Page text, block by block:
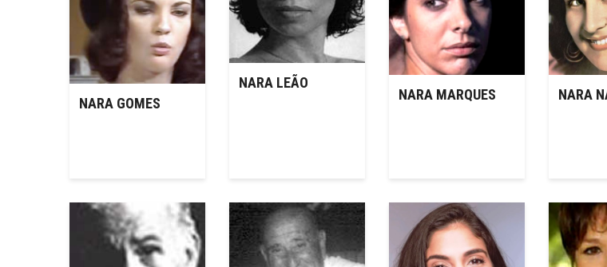
NARA GOMES
NARA LEÃO
NARA MARQUES NARA